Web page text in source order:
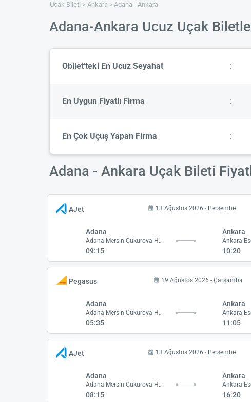
Uçak Bileti Ankara Adana - Ankara
Adana-Ankara Ucuz Uçak
Obilet'teki En Ucuz Seyahat :
En Uygun Fiyatlı Firma :
En Çok Uçuş Yapan Firma :
Adana - Ankara Uçak Bileti
AJet 13 Ağustos 2026 - Perşembe
Adana
Adana Mersin Çukurova Havalimanı
09:15
Ankara
10:20
Pegasus 19 Ağustos 2026 - Çarşamba
Adana
Adana Mersin Çukurova Havalimanı
05:35
Ankara
11:05
AJet 13 Ağustos 2026 - Perşembe
Adana
Adana Mersin Çukurova Havalimanı
08:15
Ankara
16:20